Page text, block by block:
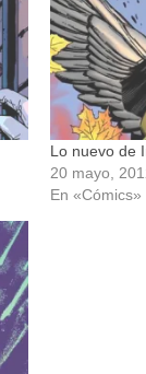
Lo nuevo de
20 mayo,
En «Cómics»